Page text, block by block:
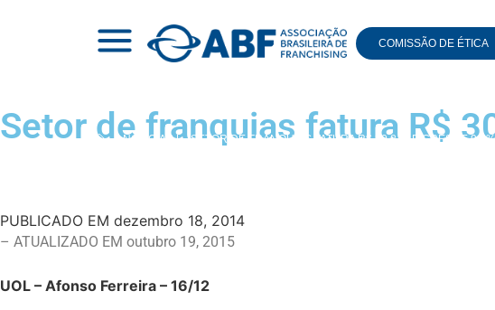
COMISSÃO DE ÉTICA
|NOTÍCIAS| SETOR DE FRANQUIAS FATURA R$ 30,8 BI E CRESCE
Setor de franquias fatura R$
PUBLICADO EM dezembro 18, 2014
– ATUALIZADO EM outubro 19, 2015
UOL – Afonso Ferreira – 16/12